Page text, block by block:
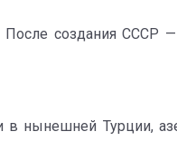
создания СССР
в нынешней Турции,